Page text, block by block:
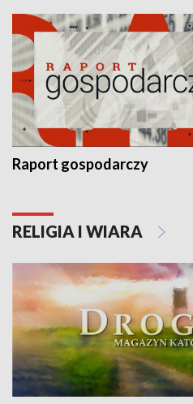
Raport gospodarczy
RELIGIA I WIARA